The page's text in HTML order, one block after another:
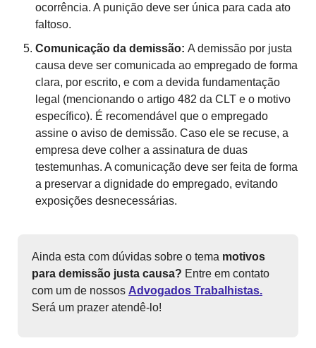
ocorrência. A punição deve ser única para cada ato
faltoso.
Comunicação da demissão: A demissão por justa
causa deve ser comunicada ao empregado de forma
clara, por escrito, e com a devida fundamentação
legal (mencionando o artigo 482 da CLT e o motivo
específico). É recomendável que o empregado
assine o aviso de demissão. Caso ele se recuse, a
empresa deve colher a assinatura de duas
testemunhas. A comunicação deve ser feita de forma
a preservar a dignidade do empregado, evitando
exposições desnecessárias.
Ainda esta com dúvidas sobre o tema motivos
para demissão justa causa? Entre em contato
com um de nossos Advogados Trabalhistas.
Será um prazer atendê-lo!